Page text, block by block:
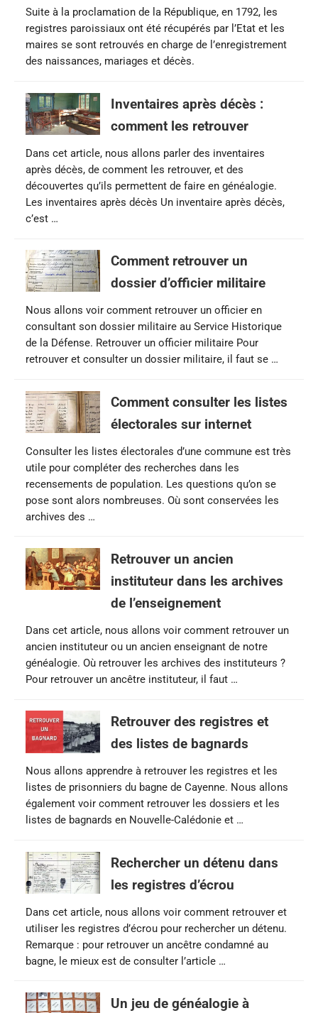
Suite à la proclamation de la République, en 1792, les
registres paroissiaux ont été récupérés par l’Etat et les
maires se sont retrouvés en charge de l’enregistrement
des naissances, mariages et décès.
Inventaires après décès :
comment les retrouver
Dans cet article, nous allons parler des inventaires
après décès, de comment les retrouver, et des
découvertes qu’ils permettent de faire en généalogie.
Les inventaires après décès Un inventaire après décès,
c’est …
Comment retrouver un
dossier d’officier militaire
Nous allons voir comment retrouver un officier en
consultant son dossier militaire au Service Historique
de la Défense. Retrouver un officier militaire Pour
retrouver et consulter un dossier militaire, il faut se …
Comment consulter les listes
électorales sur internet
Consulter les listes électorales d’une commune est très
utile pour compléter des recherches dans les
recensements de population. Les questions qu’on se
pose sont alors nombreuses. Où sont conservées les
archives des …
Retrouver un ancien
instituteur dans les archives
de l’enseignement
Dans cet article, nous allons voir comment retrouver un
ancien instituteur ou un ancien enseignant de notre
généalogie. Où retrouver les archives des instituteurs ?
Pour retrouver un ancêtre instituteur, il faut …
Retrouver des registres et
des listes de bagnards
Nous allons apprendre à retrouver les registres et les
listes de prisonniers du bagne de Cayenne. Nous allons
également voir comment retrouver les dossiers et les
listes de bagnards en Nouvelle-Calédonie et …
Rechercher un détenu dans
les registres d’écrou
Dans cet article, nous allons voir comment retrouver et
utiliser les registres d’écrou pour rechercher un détenu.
Remarque : pour retrouver un ancêtre condamné au
bagne, le mieux est de consulter l’article …
Un jeu de généalogie à